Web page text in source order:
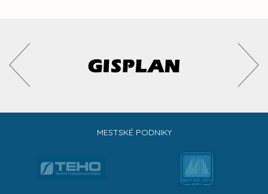
MESTSKÉ PODNIKY